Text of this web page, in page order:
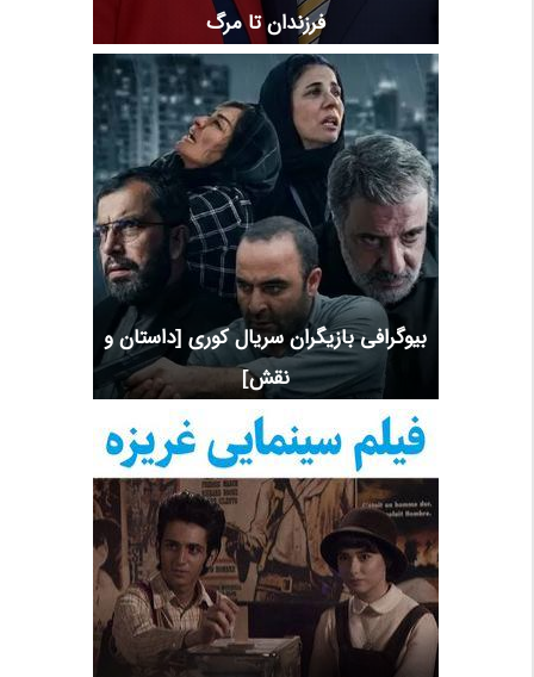
فرزندان تا مرگ
بیوگرافی بازیگران سریال کوری [داستان و
نقش]